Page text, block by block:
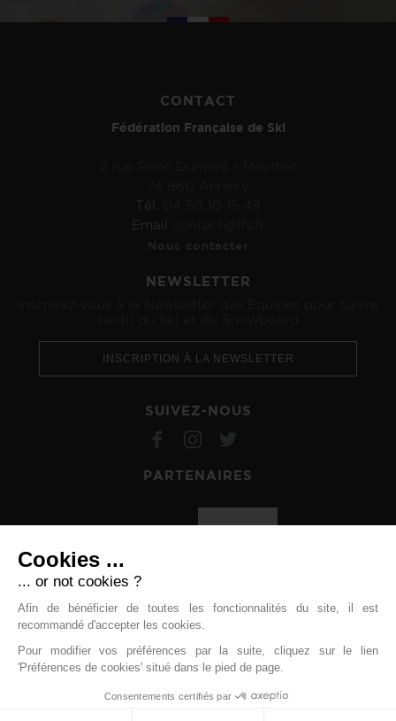
Cookies ...
... or not cookies ?
Afin de bénéficier de toutes les fonctionnalités du site, il est
recommandé d'accepter les cookies.
Pour modifier vos préférences par la suite, cliquez sur le lien
'Préférences de cookies' situé dans le pied de page.
Consentements certifiés par
CONTACT
Fédération Française de Ski
Tél.
Email
NEWSLETTER
INSCRIPTION À LA NEWSLETTER
SUIVEZ-NOUS
PARTENAIRES
Cliquez-ici pour modifier vos préférences en matière de